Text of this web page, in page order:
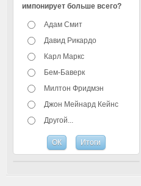
импонирует больше всего?
Адам Смит
Давид Рикардо
Карл Маркс
Бем-Баверк
Милтон Фридмэн
Джон Мейнард Кейнс
Другой...